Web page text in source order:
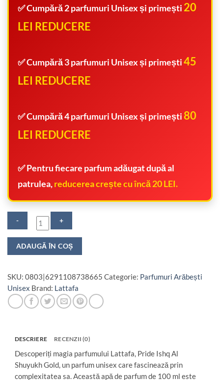
✅ Cumpără2 parfumuri Unisexși primești 20
LEI REDUCERE
✅ Cumpără3 parfumuri Unisexși primești45
LEI REDUCERE
✅ Cumpără4 parfumuri Unisexși primești 80
LEI REDUCERE
✅ Pentru fiecare parfum adăugat după al
patrulea,reducerea crește cu încă 20 LEI.
Cantitate
Ishq
Shuyukh
Gold,
100
ADAUGĂ ÎN COȘ
SKU: 0803|6291108738665 Categorie: Parfumuri Arăbești
Unisex Brand: Lattafa
DESCRIERE RECENZII (0)
Descoperiți magia parfumului Lattafa, Pride Ishq Al
Shuyukh Gold, un parfum unisex care fascinează prin
complexitatea sa. Această apă de parfum de 100 ml este